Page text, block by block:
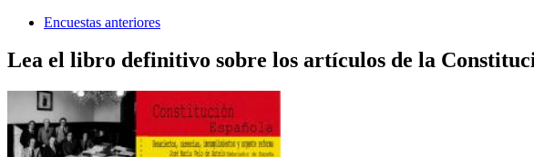
Encuestas anteriores
Lea el libro definitivo sobre los artículos de la